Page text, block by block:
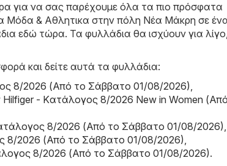
για να σας παρέχουμε όλα τα πιο πρόσφατα
Μόδα & Aθλητικα στην πόλη Νέα Μάκρη σε
εδώ τώρα. Τα φυλλάδια θα ισχύουν για
και δείτε αυτά τα φυλλάδια:
8/2026 (Από το Σάββατο 01/08/2026),
Hilfiger - Kατάλογος 8/2026 New in Women
8/2026 (Από το Σάββατο 01/08/2026),
8/2026 (Από το Σάββατο 01/08/2026),
8/2026 (Από το Σάββατο 01/08/2026).